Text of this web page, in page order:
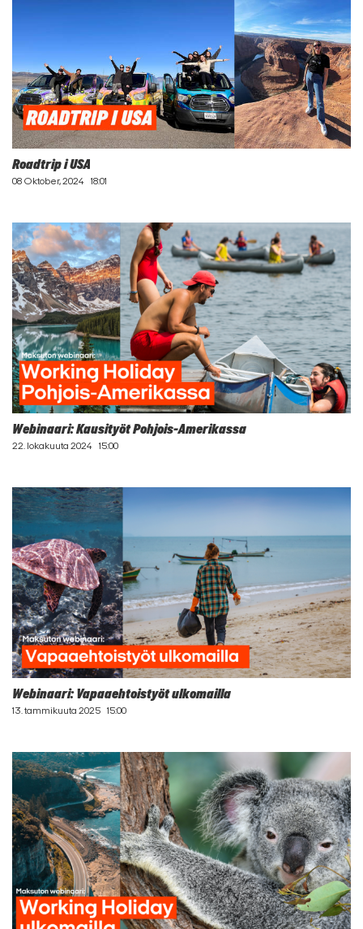
Roadtrip i USA
08 Oktober, 2024 18:01
Webinaari: Kausityöt Pohjois-Amerikassa
22. lokakuuta 2024 15:00
Webinaari: Vapaaehtoistyöt ulkomailla
13. tammikuuta 2025 15:00